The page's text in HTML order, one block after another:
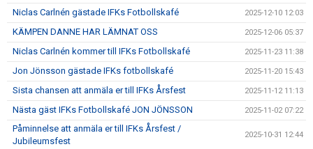
Niclas Carlnén gästade IFKs Fotbollskafé 2025-12-10 12:03
KÄMPEN DANNE HAR LÄMNAT OSS 2025-12-06 05:37
Niclas Carlnén kommer till IFKs Fotbollskafé 2025-11-23 11:38
Jon Jönsson gästade IFKs fotbollskafé 2025-11-20 15:43
Sista chansen att anmäla er till IFKs Årsfest 2025-11-12 11:13
Nästa gäst IFKs Fotbollskafé JON JÖNSSON 2025-11-02 07:22
Påminnelse att anmäla er till IFKs Årsfest /
Jubileumsfest
2025-10-31 12:44